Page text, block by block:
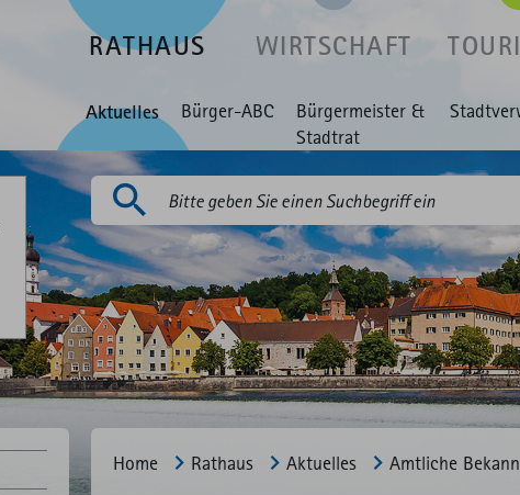
RATHAUS WIRTSCHAFT
Aktuelles Bürger-ABC
Bürgermeister &
Stadtrat
Suchen
Home Rathaus Aktuelles Amtliche